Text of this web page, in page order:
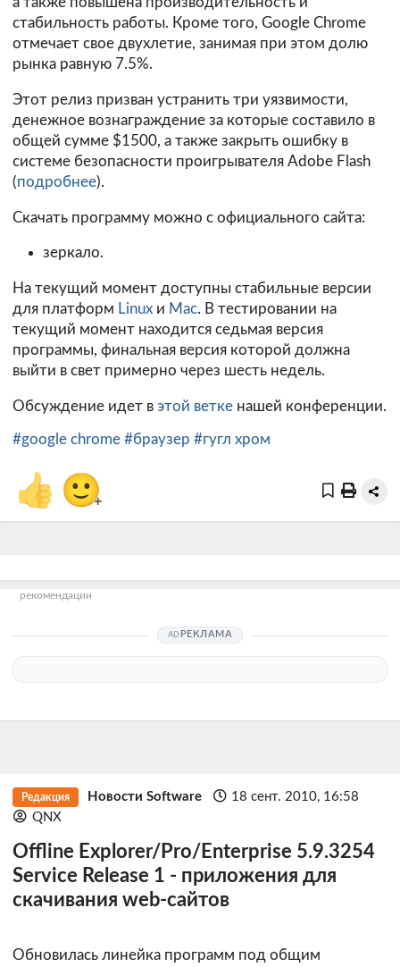
стабильность работы. Кроме того, Google Chrome
отмечает свое двухлетие, занимая при этом долю
рынка равную 7.5%.
Этот релиз призван устранить три уязвимости,
денежное вознаграждение за которые составило в
общей сумме $1500, а также закрыть ошибку в
системе безопасности проигрывателя Adobe Flash
(подробнее).
Скачать программу можно с официального сайта:
зеркало.
На текущий момент доступны стабильные версии
для платформ Linux и Mac. В тестировании на
текущий момент находится седьмая версия
программы, финальная версия которой должна
выйти в свет примерно через шесть недель.
Обсуждение идет в этой ветке нашей конференции.
#google chrome #браузер #гугл хром
👍 🙂+
рекомендации
РЕКЛАМА
Редакция Новости Software
18 сент. 2010, 16:58
QNX
Offline Explorer/Pro/Enterprise 5.9.3254
Service Release 1 - приложения для
скачивания web-сайтов
Обновилась линейка программ под общим